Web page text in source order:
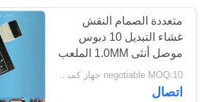
fpc طباعة دائرة
كهربائية مرن
11
متعددة الصمام النقش
غشاء التبديل 10 دبوس
موصل أنثى 1.0MM الملعب
negotiable MOQ:10 جهاز كمبيوتر شخصى / الكثير
اتصال